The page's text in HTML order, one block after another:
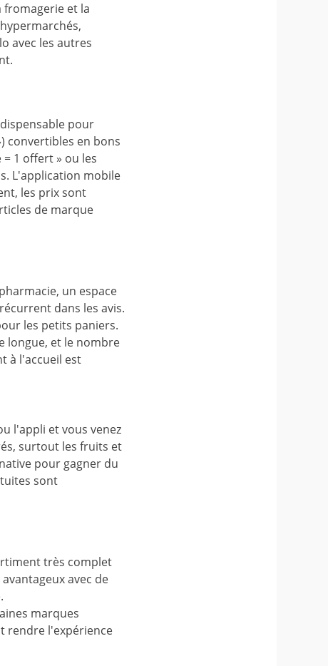
fromagerie et la
avec les autres
pour
convertibles en bons
1 offert » ou les
L'application mobile
les prix sont
de marque
un espace
dans les avis.
les petits paniers.
longue, et le nombre
à l'accueil est
l'appli et vous venez
surtout les fruits et
pour gagner du
sont
très complet
avec de
marques
rendre l'expérience